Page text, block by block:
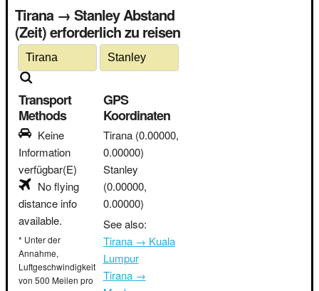
Tirana → Stanley Abstand
(Zeit) erforderlich zu reisen
Transport
Methods
Keine
Information
verfügbar(E)
No flying
distance info
available.
* Unter der
Annahme,
Luftgeschwindigkeit
von 500 Meilen pro
GPS
Koordinaten
Tirana (0.00000,
0.00000)
Stanley
(0.00000,
0.00000)
See also:
Tirana → Kuala
Lumpur
Tirana →